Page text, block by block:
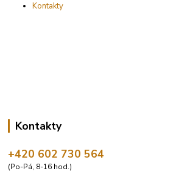
Kontakty
Kontakty
+420 602 730 564
(Po-Pá, 8-16 hod.)